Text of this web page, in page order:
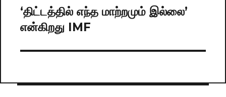
Next
post:
‘திட்டத்தில் எந்த மாற்றமும் இல்லை’
என்கிறது IMF